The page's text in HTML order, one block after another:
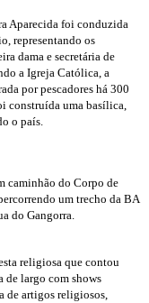
Aparecida foi conduzida
representando os
dama e secretária de
a Igreja Católica, a
por pescadores há 300
construída uma basílica,
o país.
caminhão do Corpo de
um trecho da BA
do Gangorra.
religiosa que contou
de largo com shows
de artigos religiosos,